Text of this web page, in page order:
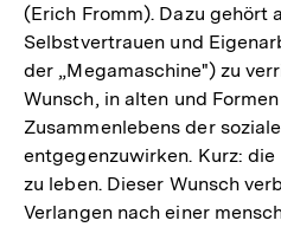
(Erich Fromm). Dazu gehört
Selbstvertrauen und
der „Megamaschine") zu
Wunsch, in alten und
Zusammenlebens der
entgegenzuwirken. Kurz:
zu leben. Dieser Wunsch
Verlangen nach einer